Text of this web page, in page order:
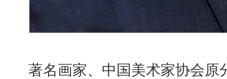
著名画家、中国美术家协会原